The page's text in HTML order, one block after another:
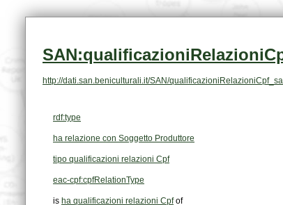
http://dati.san.beniculturali.it/SAN/
rdf:type
ha relazione con Soggetto Produttore
tipo qualificazioni relazioni Cpf
eac-cpf:cpfRelationType
is ha qualificazioni relazioni Cpfof